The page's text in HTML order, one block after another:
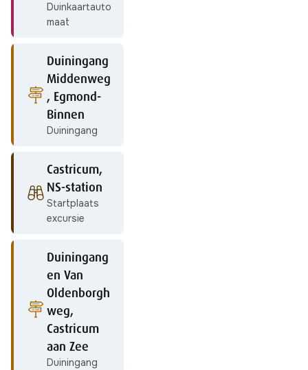
Duinkaartauto
maat
Duiningang
Middenweg
, Egmond-
Binnen
Duiningang
Castricum,
NS-station
Startplaats
excursie
Duiningang
en Van
Oldenborgh
weg,
Castricum
aan Zee
Duiningang